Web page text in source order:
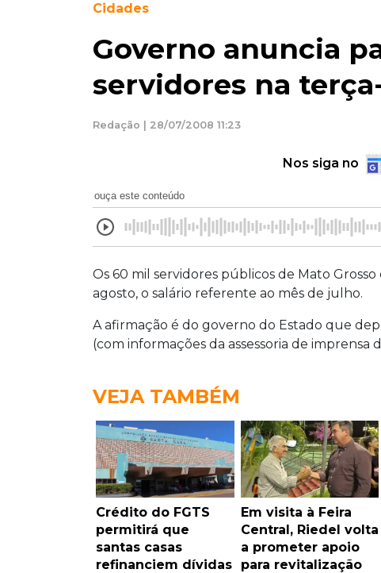
Cidades
Governo anuncia
servidores na
Redação | 28/07/2008 11:23
Nos siga no
ouça este conteúdo
Os 60 mil servidores públicos de Mato
agosto, o salário referente ao mês de julho.
A afirmação é do governo do Estado que
(com informações da assessoria de imprensa
VEJA TAMBÉM
Crédito do FGTS
permitirá que
santas casas
refinanciem dívidas
Em visita à Feira
Central, Riedel volta
a prometer apoio
para revitalização